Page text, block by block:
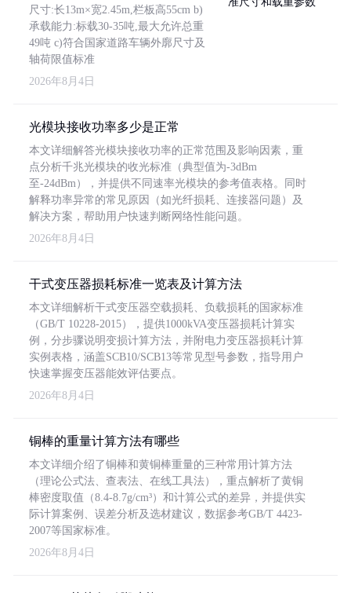
尺寸:长13m×宽2.45m,栏板高55cm b)
承载能力:标载30-35吨,最大允许总重
49吨 c)符合国家道路车辆外廓尺寸及
轴荷限值标准
2026年8月4日
光模块接收功率多少是正常
本文详细解答光模块接收功率的正常范围及影响因素，重
点分析千兆光模块的收光标准（典型值为-3dBm
至-24dBm），并提供不同速率光模块的参考值表格。同时
解释功率异常的常见原因（如光纤损耗、连接器问题）及
解决方案，帮助用户快速判断网络性能问题。
2026年8月4日
干式变压器损耗标准一览表及计算方法
本文详细解析干式变压器空载损耗、负载损耗的国家标准
（GB/T 10228-2015），提供1000kVA变压器损耗计算实
例，分步骤说明变损计算方法，并附电力变压器损耗计算
实例表格，涵盖SCB10/SCB13等常见型号参数，指导用户
快速掌握变压器能效评估要点。
2026年8月4日
铜棒的重量计算方法有哪些
本文详细介绍了铜棒和黄铜棒重量的三种常用计算方法
（理论公式法、查表法、在线工具法），重点解析了黄铜
棒密度取值（8.4-8.7g/cm³）和计算公式的差异，并提供实
际计算案例、误差分析及选材建议，数据参考GB/T 4423-
2007等国家标准。
2026年8月4日